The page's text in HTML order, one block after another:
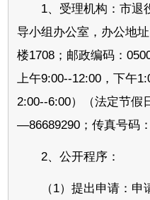
1、受理机构：市退
导小组办公室，办公地
楼1708；邮政编码：
上午9:00--12:00，下午
2:00--6:00）（法定节假
—86689290；传真号码
2、公开程序：
（1）提出申请：